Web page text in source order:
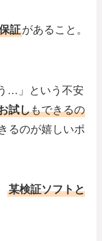
証があること。
…」という不安
試しもできるの
るのが嬉しいポ
某検証ソフトと